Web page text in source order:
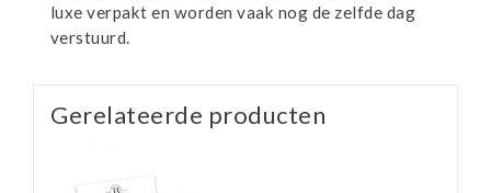
luxe verpakt en worden vaak nog de zelfde dag
verstuurd.
Gerelateerde producten